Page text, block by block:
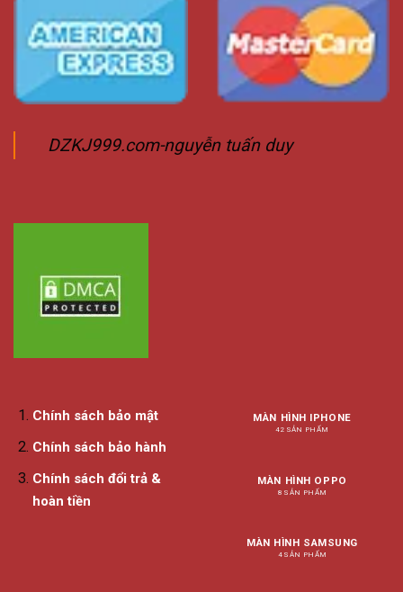
DZKJ999.com-nguyễn tuấn duy
Chính sách bảo mật
Chính sách bảo hành
Chính sách đổi trả &
hoàn tiền
MÀN HÌNH IPHONE
42 SẢN PHẨM
MÀN HÌNH OPPO
8 SẢN PHẨM
MÀN HÌNH SAMSUNG
4 SẢN PHẨM